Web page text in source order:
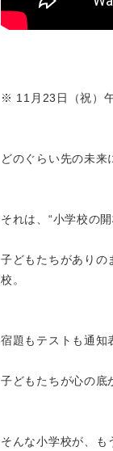
※ 11月23日（祝）
どのぐらい先の未来
それは、“小学校の開
子どもたちがありの
校。
宿題もテストも通知
子どもたちが心の底
そんな小学校が、も